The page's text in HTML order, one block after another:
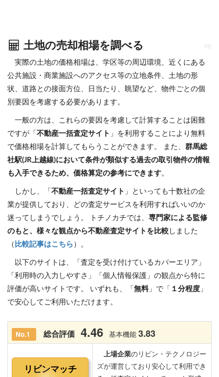
土地の売却相場を調べる PR
実際の土地の価格相場は、学区等の周辺環境、近くにある
公共施設・商業施設へのアクセス等の立地条件、土地の形
状、道路との接面方位、日当たり、眺望など、物件ごとの個
別要因を考慮する必要があります。
一般の方は、これらの要因を考慮して計算することは困難
ですが「 不動産一括査定サイト 」を利用することにより無料
で価格相場を計算してもらうことができます。 また、 群馬総
社駅(JR上越線)において条件が類似する過去の取引物件の情報
も入手できるため、価格算定の参考にできます。
しかし、「 不動産一括査定サイト 」といっても十数社の企
業が提供しており、どの査定サービスを利用すればいいのか
迷ってしまうでしょう。 トチノカチでは、 専門家による監修
のもと、様々な観点から不動産査定サイトを比較 しました
（ 比較記事はこちら ）。
以下のサイトは、「査定を受け付けているカバーエリア」
「利用時の入力しやすさ」「個人情報保護」の観点から特に
評価が高いサイトです。 いずれも、「 無料」で「 １分程度 」
で安心してご利用いただけます。